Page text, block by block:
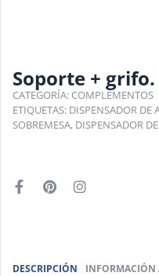
Soporte +
CATEGORÍA: COMPLEMENTOS
ETIQUETAS: DISPENSADOR DE
SOBREMESA, DISPENSADOR
DESCRIPCIÓN